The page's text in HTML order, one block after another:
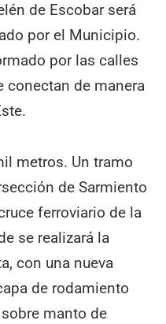
de Escobar será
por el Municipio.
por las calles
conectan de manera
metros. Un tramo
de Sarmiento
ferroviario de la
se realizará la
con una nueva
de rodamiento
manto de